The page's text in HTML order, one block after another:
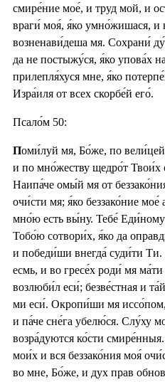
смире́ние мое́, и труд мой, и
враги́ моя́, я́ко умно́жишася,
возненави́деша мя. Сохрани́
да не постыжу́ся, я́ко упова́х
прилепля́хуся мне, я́ко
Изра́иля от всех скорбе́й его́.
Псало́м 50:
Поми́луй мя, Бо́же, по
и по мно́жеству щедро́т Твои́х
Наипа́че омы́й мя от
очи́сти мя; я́ко беззако́ние
мно́ю есть вы́ну. Тебе́
Тобо́ю сотвори́х, я́ко да
и победи́ши внегда́ суди́ти Ти.
есмь, и во гресе́х роди́ мя
возлюби́л еси́; безве́стная и
ми еси́. Окропи́ши мя
и па́че сне́га убелю́ся. Слу́ху
возра́дуются ко́сти
мои́х и вся беззако́ния моя́
во мне, Бо́же, и дух прав